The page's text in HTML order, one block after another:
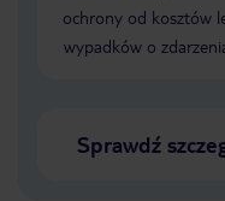
ochrony od kosztów
wypadków o
Sprawdź